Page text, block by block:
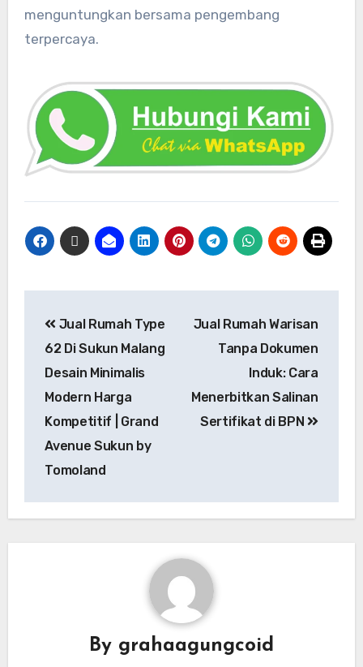
menguntungkan bersama pengembang
terpercaya.
Jual Rumah Type
62 Di Sukun Malang
Desain Minimalis
Modern Harga
Kompetitif | Grand
Avenue Sukun by
Tomoland
Jual Rumah Warisan
Tanpa Dokumen
Induk: Cara
Menerbitkan Salinan
Sertifikat di BPN
By grahaagungcoid